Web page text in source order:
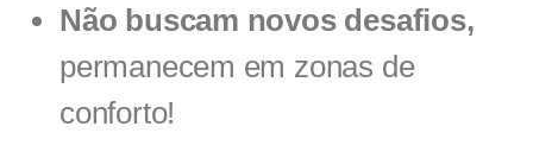
Não buscam novos desafios,
permanecem em zonas de
conforto!